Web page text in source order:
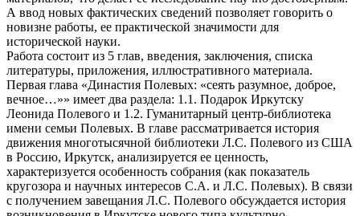
А ввод новых фактических сведений позволяет говорить о
новизне работы, ее практической значимости для
исторической науки.
Работа состоит из 5 глав, введения, заключения, списка
литературы, приложения, иллюстративного материала.
Первая глава «Династия Полевых: «сеять разумное, доброе,
вечное…»» имеет два раздела: 1.1. Подарок Иркутску
Леонида Полевого и 1.2. Гуманитарный центр-библиотека
имени семьи Полевых. В главе рассматривается история
движения многотысячной библиотеки Л.С. Полевого из США
в Россию, Иркутск, анализируется ее ценность,
характеризуется особенность собрания (как показатель
кругозора и научных интересов С.А. и Л.С. Полевых). В связи
с получением завещания Л.С. Полевого обсуждается история